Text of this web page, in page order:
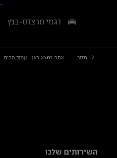
דגמי מרצדס-בנץ
חזור אתה נמצא כאן עמוד הבית
השירותים שלנו